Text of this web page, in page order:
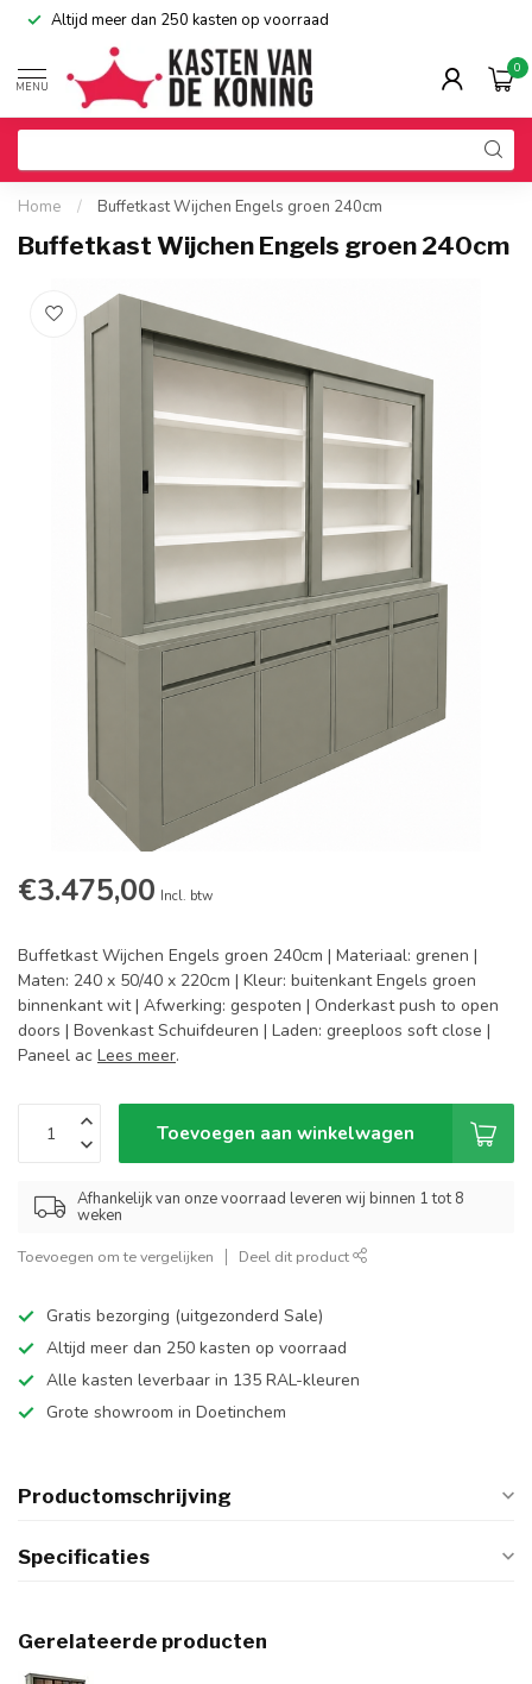
Altijd meer dan 250 kasten op voorraad
MENU
0
Home / Buffetkast Wijchen Engels groen 240cm
Buffetkast Wijchen Engels groen 240cm
€3.475,00 Incl. btw
Buffetkast Wijchen Engels groen 240cm | Materiaal: grenen |
Maten: 240 x 50/40 x 220cm | Kleur: buitenkant Engels groen
binnenkant wit | Afwerking: gespoten | Onderkast push to open
doors | Bovenkast Schuifdeuren | Laden: greeploos soft close |
Paneel ac Lees meer.
Toevoegen aan winkelwagen
Afhankelijk van onze voorraad leveren wij binnen 1 tot 8
weken
Toevoegen om te vergelijken Deel dit product
Gratis bezorging (uitgezonderd Sale)
Altijd meer dan 250 kasten op voorraad
Alle kasten leverbaar in 135 RAL-kleuren
Grote showroom in Doetinchem
Productomschrijving
Specificaties
Gerelateerde producten